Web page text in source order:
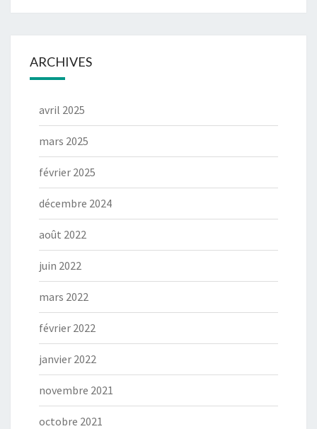
ARCHIVES
avril 2025
mars 2025
février 2025
décembre 2024
août 2022
juin 2022
mars 2022
février 2022
janvier 2022
novembre 2021
octobre 2021